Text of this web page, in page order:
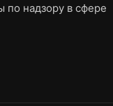
надзору в сфере